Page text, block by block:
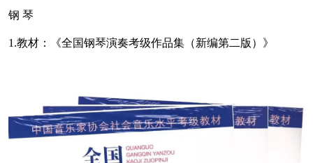
钢 琴
1.教材：《全国钢琴演奏考级作品集（新编第二版）》